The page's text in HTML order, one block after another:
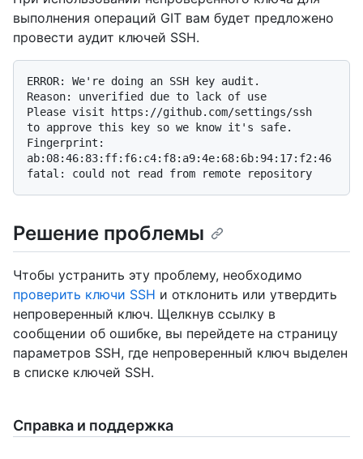
выполнения операций GIT вам будет предложено
провести аудит ключей SSH.
ERROR: We're doing an SSH key audit.
Reason: unverified due to lack of use
Please visit https://github.com/settings/ssh
to approve this key so we know it's safe.
Fingerprint:
ab:08:46:83:ff:f6:c4:f8:a9:4e:68:6b:94:17:f2:46
Решение проблемы
Чтобы устранить эту проблему, необходимо
проверить ключи SSH и отклонить или утвердить
непроверенный ключ. Щелкнув ссылку в
сообщении об ошибке, вы перейдете на страницу
параметров SSH, где непроверенный ключ выделен
в списке ключей SSH.
Справка и поддержка